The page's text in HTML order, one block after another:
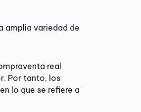
amplia variedad de
real
Por tanto, los
lo que se refiere a